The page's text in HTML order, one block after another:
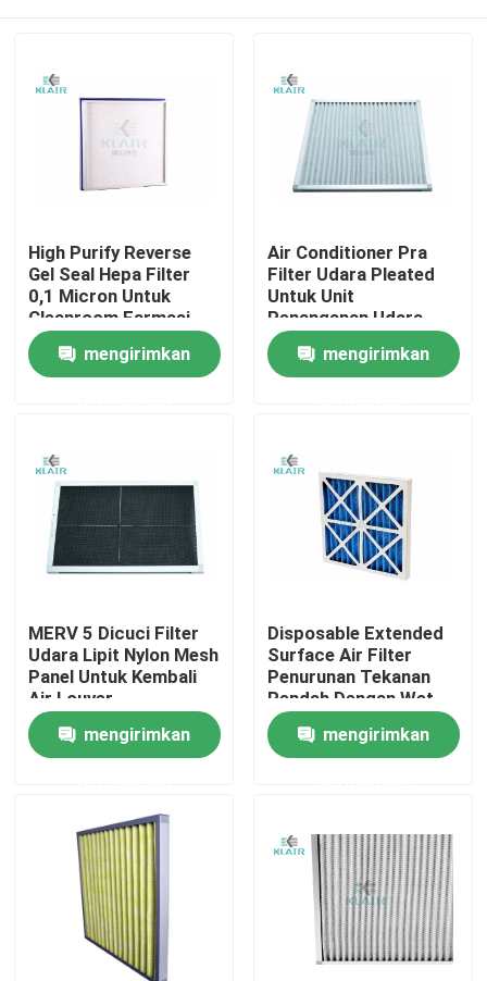
Rumah
Tentang kami
Tur Pabrik
Kontrol kualitas
Hubungi kami
Permintaan Penawaran
Filter Bag Air
Filter Udara HVAC
HEPA Filter udara
High Purify Reverse
Gel Seal Hepa Filter
0,1 Micron Untuk
Cleanroom Farmasi
mengirimkan
Air Conditioner Pra
Filter Udara Pleated
Untuk Unit
Penanganan Udara
Industri Komersial
mengirimkan
MERV 5 Dicuci Filter
Udara Lipit Nylon Mesh
Panel Untuk Kembali
Air Louver
mengirimkan
Disposable Extended
Surface Air Filter
Penurunan Tekanan
Rendah Dengan Wet
Laid Cardboard
mengirimkan